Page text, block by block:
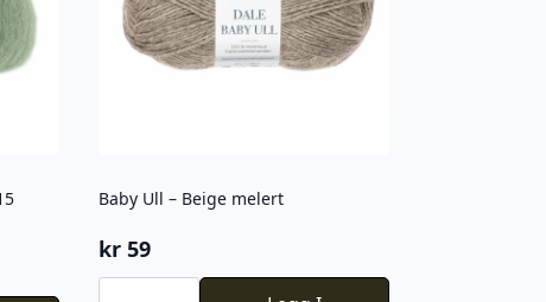
Baby Ull – Beige melert
kr 59
Baby